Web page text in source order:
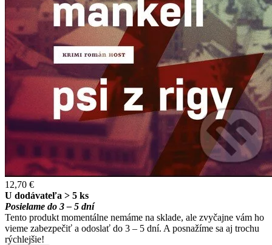
12,70 €
U dodávateľa > 5 ks
Posielame do 3 – 5 dní
Tento produkt momentálne nemáme na sklade, ale zvyčajne vám ho
vieme zabezpečiť a odoslať do 3 – 5 dní. A posnažíme sa aj trochu
rýchlejšie!